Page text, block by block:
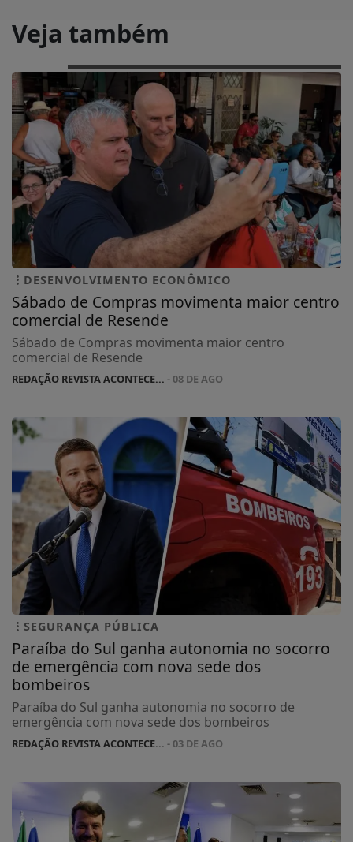
Veja também
DESENVOLVIMENTO ECONÔMICO
Sábado de Compras movimenta maior centro
comercial de Resende
Sábado de Compras movimenta maior centro
comercial de Resende
REDAÇÃO REVISTA ACONTECE... - 08 DE AGO
SEGURANÇA PÚBLICA
Paraíba do Sul ganha autonomia no socorro
de emergência com nova sede dos
bombeiros
Paraíba do Sul ganha autonomia no socorro de
emergência com nova sede dos bombeiros
REDAÇÃO REVISTA ACONTECE... - 03 DE AGO